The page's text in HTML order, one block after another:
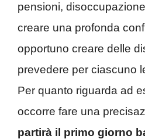
pensioni,
creare una profonda
opportuno creare delle
prevedere per ciascuno
Per quanto riguarda ad
occorre fare una
partirà il primo giorno